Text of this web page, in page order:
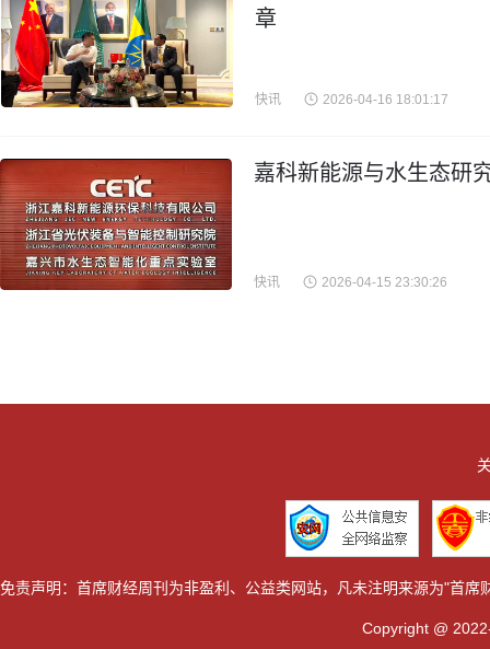
章
快讯 2026-04-16 18:01:17
嘉科新能源与水生态研
快讯 2026-04-15 23:30:26
免责声明：首席财经周刊为非盈利、公益类网站，凡未注明来源为"首
Copyright @